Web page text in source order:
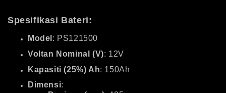
Spesifikasi Bateri:
Model : PS121500
Voltan Nominal (V): 12V
Kapasiti (25%) Ah: 150Ah
Dimensi: